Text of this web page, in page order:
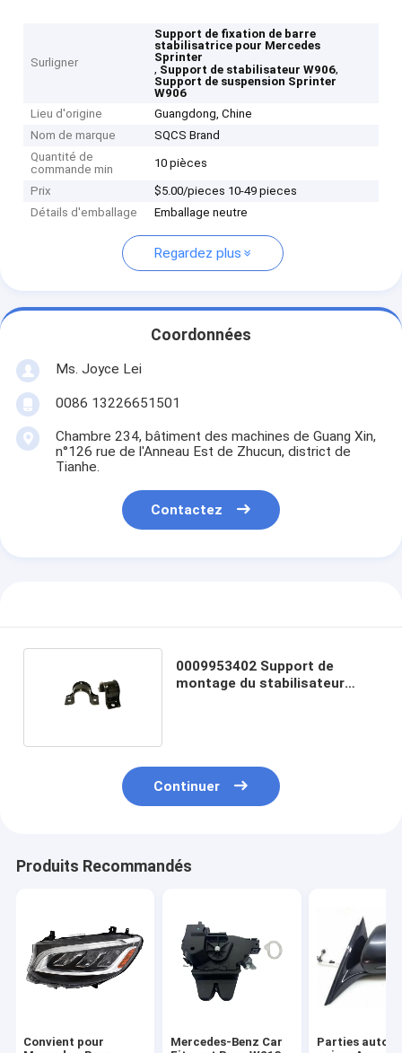
Surligner
Support de fixation de barre
stabilisatrice pour Mercedes
Sprinter
, Support de stabilisateur W906,
Support de suspension Sprinter
W906
Lieu d'origine
Guangdong, Chine
Nom de marque
SQCS Brand
Quantité de
commande min
10 pièces
Prix
$5.00/pieces 10-49 pieces
Détails d'emballage
Emballage neutre
Regardez plus
Coordonnées
Ms. Joyce Lei
0086 13226651501
Chambre 234, bâtiment des machines de Guang Xin,
n°126 rue de l'Anneau Est de Zhucun, district de
Tianhe.
Contactez
0009953402 Support de
montage du stabilisateur
Continuer
Produits Recommandés
Convient pour
Mercedes-Benz Car
Parties